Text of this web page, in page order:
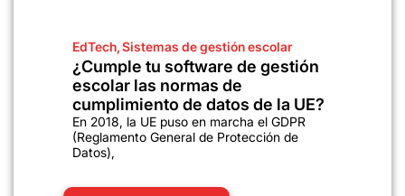
EdTech,Sistemas de gestión escolar
¿Cumple tu software de gestión
escolar las normas de
cumplimiento de datos de la UE?
En 2018, la UE puso en marcha el GDPR
(Reglamento General de Protección de
Datos),